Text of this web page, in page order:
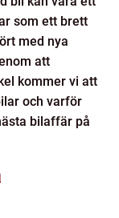
som ett brett
med nya
att
kommer vi att
och varför
bilaffär på